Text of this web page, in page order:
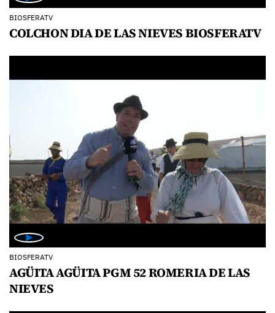
BIOSFERATV
COLCHON DIA DE LAS NIEVES BIOSFERATV
BIOSFERATV
AGÜITA AGÜITA PGM 52 ROMERIA DE LAS
NIEVES